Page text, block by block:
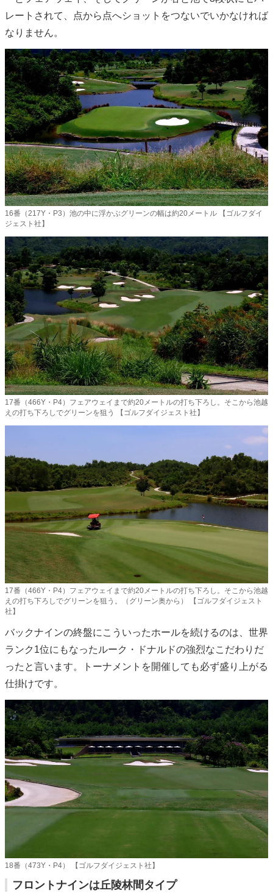
レートされて、点から点へショットをつないでいかなければ
なりません。
16番（217Y・P3）池の中に浮かぶグリーンの幅は約20メートル 【ゴルフダイ
ジェスト社】
17番（466Y・P4）フェアウェイまで約20メートルの打ち下ろし。そこから池越
えの打ち下ろしでグリーンを狙う 【ゴルフダイジェスト社】
17番（466Y・P4）フェアウェイまで約20メートルの打ち下ろし。そこから池越
えの打ち下ろしでグリーンを狙う。（グリーン奥から） 【ゴルフダイジェスト
社】
バックナインの終盤にこういったホールを続けるのは、世界
ランク1位にもなったルーク・ドナルドの強烈なこだわりだ
ったと言います。トーナメントを開催しても必ず盛り上がる
仕掛けです。
18番（473Y・P4） 【ゴルフダイジェスト社】
フロントナインは丘陵林間タイプ